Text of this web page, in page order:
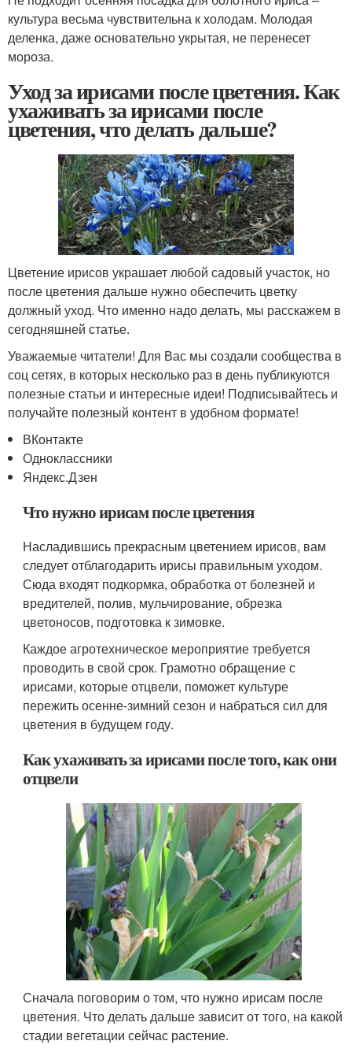
культура весьма чувствительна к холодам. Молодая
деленка, даже основательно укрытая, не перенесет
мороза.
Уход за ирисами после цветения. Как
ухаживать за ирисами после
цветения, что делать дальше?
Цветение ирисов украшает любой садовый участок, но
после цветения дальше нужно обеспечить цветку
должный уход. Что именно надо делать, мы расскажем в
сегодняшней статье.
Уважаемые читатели! Для Вас мы создали сообщества в
соц сетях, в которых несколько раз в день публикуются
полезные статьи и интересные идеи! Подписывайтесь и
получайте полезный контент в удобном формате!
ВКонтакте
Одноклассники
Яндекс.Дзен
Что нужно ирисам после цветения
Насладившись прекрасным цветением ирисов, вам
следует отблагодарить ирисы правильным уходом.
Сюда входят подкормка, обработка от болезней и
вредителей, полив, мульчирование, обрезка
цветоносов, подготовка к зимовке.
Каждое агротехническое мероприятие требуется
проводить в свой срок. Грамотно обращение с
ирисами, которые отцвели, поможет культуре
пережить осенне-зимний сезон и набраться сил для
цветения в будущем году.
Как ухаживать за ирисами после того, как они
отцвели
Сначала поговорим о том, что нужно ирисам после
цветения. Что делать дальше зависит от того, на какой
стадии вегетации сейчас растение.